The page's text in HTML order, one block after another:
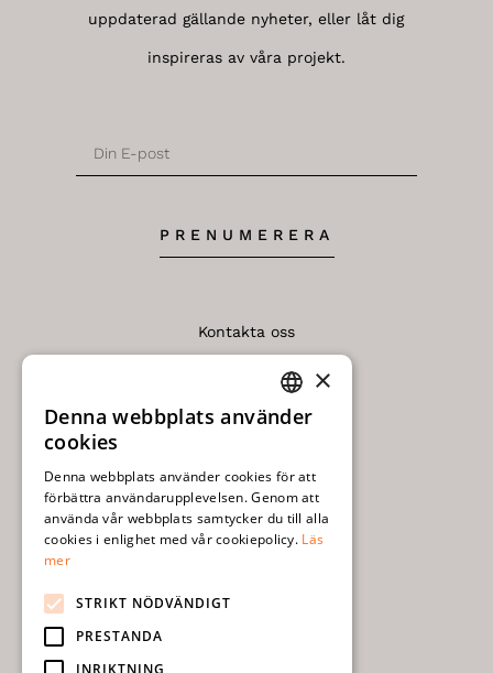
uppdaterad gällande nyheter, eller låt dig
inspireras av våra projekt.
PRENUMERERA
Kontakta oss
Köp- och leveransvillkor
Frågor och svar
Kvalitetsbeskrivning
SWEDISH
×
Denna webbplats använder
cookies
Denna webbplats använder cookies för att
förbättra användarupplevelsen. Genom att
använda vår webbplats samtycker du till alla
cookies i enlighet med vår cookiepolicy. Läs
mer
STRIKT NÖDVÄNDIGT
PRESTANDA
INRIKTNING